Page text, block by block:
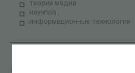
теория медиа
научпоп
информационные технологии